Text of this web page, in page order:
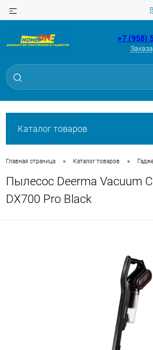
+7 (958)
Каталог товаров
Главная страница • Каталог товаров •
Пылесос Deerma Vacuum
DX700 Pro Black
Для клиентов всех банков
Разбейте
без переплат
Сегодня
Оплачивайте сегодня только
% картой любого банка
выбранный способом